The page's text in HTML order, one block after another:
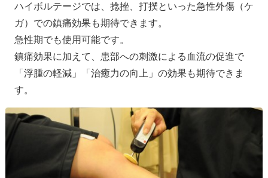
ハイボルテージでは、捻挫、打撲といった急性外傷（ケ
ガ）での鎮痛効果も期待できます。
急性期でも使用可能です。
鎮痛効果に加えて、患部への刺激による血流の促進で
「浮腫の軽減」「治癒力の向上」の効果も期待できま
す。